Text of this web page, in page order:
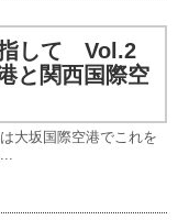
して Vol.2
と関西国際空
大坂国際空港でこれを